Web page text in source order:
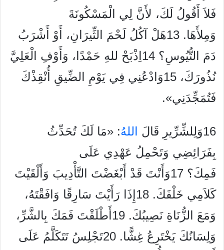
فَلاَ أَقُولُ لَكَ، لأَنَّ لِي الْمَسْكُونَةَ
وَمِلأَهَا. 13هَلْ آكُلُ لَحْمَ الثِّيرَانِ، أَوْ أَشْرَبُ
دَمَ التُّيُوسِ؟ 14اِذْبَحْ للهِ حَمْدًا، وَأَوْفِ الْعَلِيَّ
نُذُورَكَ، 15وَادْعُنِي فِي يَوْمِ الضِّيقِ أُنْقِذْكَ
فَتُمَجِّدَنِي».
16وَلِلشِّرِّيرِ قَالَ اللهُ: «مَا لَكَ تُحَدِّثُ
بِفَرَائِضِي وَتَحْمِلُ عَهْدِي عَلَى
فَمِكَ؟ 17وَأَنْتَ قَدْ أَبْغَضْتَ التَّأْدِيبَ وَأَلْقَيْتَ
كَلاَمِي خَلْفَكَ. 18إِذَا رَأَيْتَ سَارِقًا وَافَقْتَهُ،
وَمَعَ الزُّنَاةِ نَصِيبُكَ. 19أَطْلَقْتَ فَمَكَ بِالشَّرِّ،
وَلِسَانُكَ يَخْتَرِعُ غِشًّا. 20تَجْلِسُ تَتَكَلَّمُ عَلَى